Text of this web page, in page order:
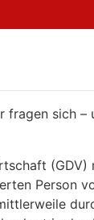
sich –
Person